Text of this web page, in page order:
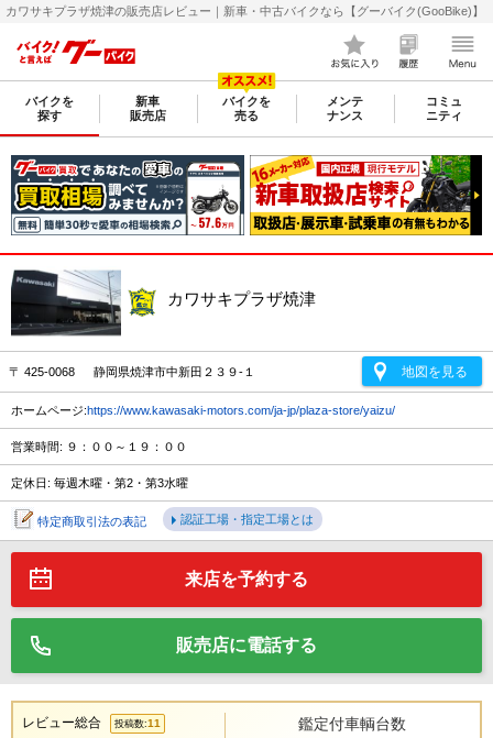
カワサキプラザ焼津の販売店レビュー｜新車・中古バイクなら【グーバイク(GooBike)】
バイクを
探す
新車
販売店
バイクを
売る
メンテ
ナンス
コミュ
ニティ
カワサキプラザ焼津
〒 425-0068 静岡県焼津市中新田２３９-１ 地図を見る
ホームページ:https://www.kawasaki-motors.com/ja-jp/plaza-store/yaizu/
営業時間: ９：００～１９：００
定休日: 毎週木曜・第2・第3水曜
特定商取引法の表記 認証工場・指定工場とは
来店を予約する
販売店に電話する
レビュー総合 投稿数:11 鑑定付車輌台数